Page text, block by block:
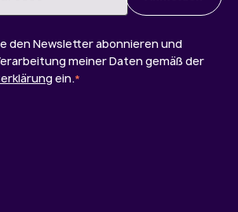
den Newsletter abonnieren und
meiner Daten gemäß der
ein.*